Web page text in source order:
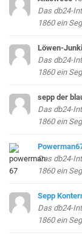
Das db24-
1860 ein
Löwen-
Das db24-
1860 ein
sepp der
Das db24-
1860 ein
Das db24-
1860 ein
Sepp
Das db24-
1860 ein